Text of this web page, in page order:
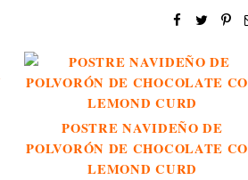
POSTRE NAVIDEÑO DE
POLVORÓN DE CHOCOLATE
LEMOND CURD